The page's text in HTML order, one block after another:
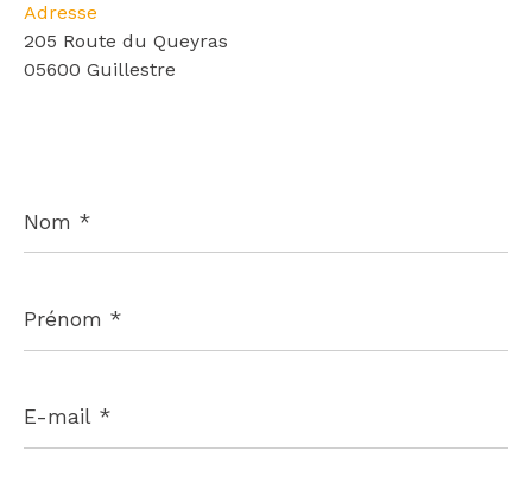
Adresse
205 Route du Queyras
05600 Guillestre
*
*
mail
*